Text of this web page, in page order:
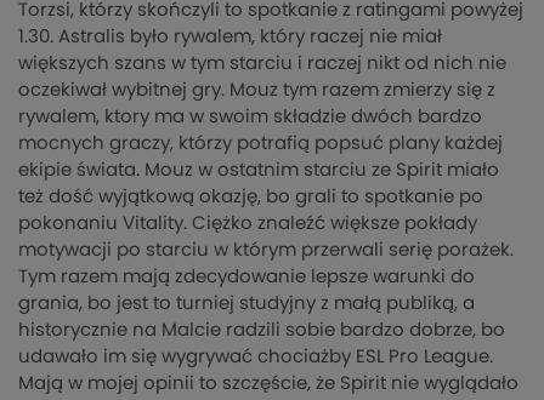
Torzsi, którzy skończyli to spotkanie z ratingami powyżej
1.30. Astralis było rywalem, który raczej nie miał
większych szans w tym starciu i raczej nikt od nich nie
oczekiwał wybitnej gry. Mouz tym razem zmierzy się z
rywalem, ktory ma w swoim składzie dwóch bardzo
mocnych graczy, którzy potrafią popsuć plany każdej
ekipie świata. Mouz w ostatnim starciu ze Spirit miało
też dość wyjątkową okazję, bo grali to spotkanie po
pokonaniu Vitality. Ciężko znaleźć większe pokłady
motywacji po starciu w którym przerwali serię porażek.
Tym razem mają zdecydowanie lepsze warunki do
grania, bo jest to turniej studyjny z małą publiką, a
historycznie na Malcie radzili sobie bardzo dobrze, bo
udawało im się wygrywać chociażby ESL Pro League.
Mają w mojej opinii to szczęście, że Spirit nie wyglądało